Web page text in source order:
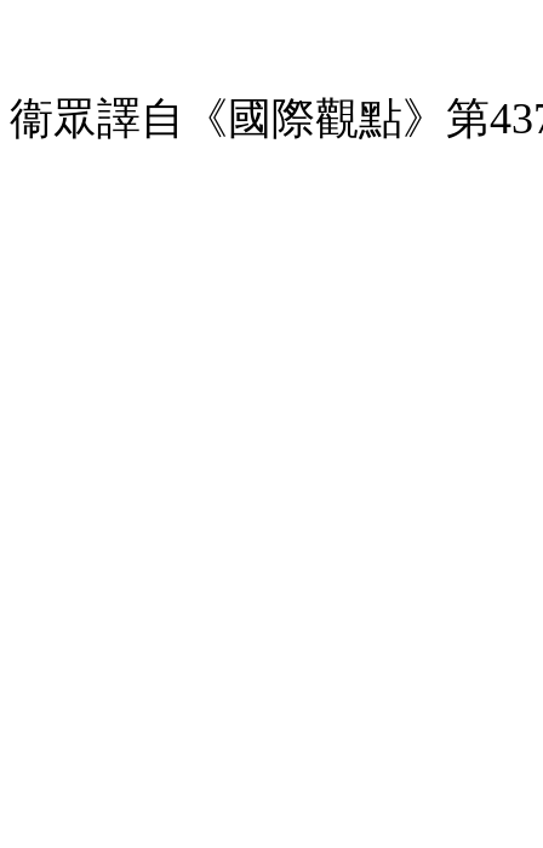
衞眾譯自 《 國際觀點》 第